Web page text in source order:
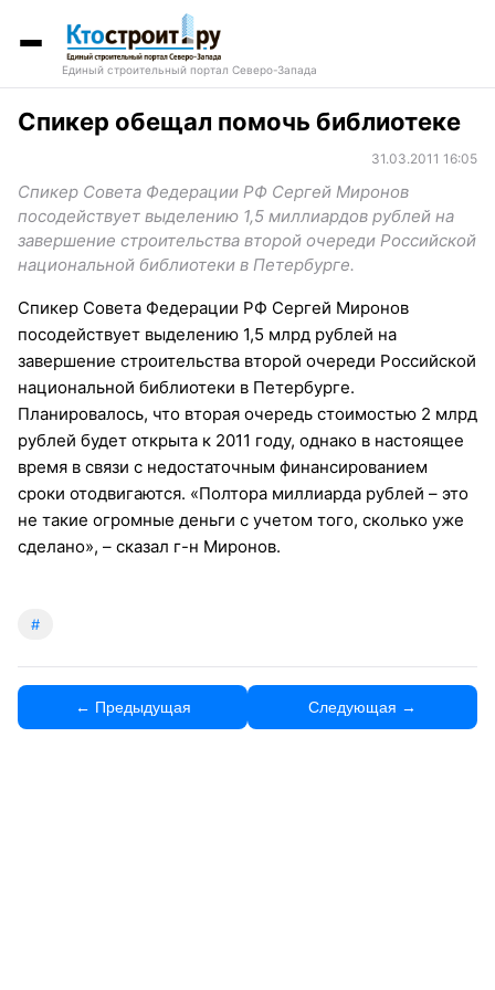
Единый строительный портал Северо-Запада
Спикер обещал помочь библиотеке
31.03.2011 16:05
Спикер Совета Федерации РФ Сергей Миронов
посодействует выделению 1,5 миллиардов рублей на
завершение строительства второй очереди Российской
национальной библиотеки в Петербурге.
Спикер Совета Федерации РФ Сергей Миронов
посодействует выделению 1,5 млрд рублей на
завершение строительства второй очереди Российской
национальной библиотеки в Петербурге.
Планировалось, что вторая очередь стоимостью 2 млрд
рублей будет открыта к 2011 году, однако в настоящее
время в связи с недостаточным финансированием
сроки отодвигаются. «Полтора миллиарда рублей – это
не такие огромные деньги с учетом того, сколько уже
сделано», – сказал г-н Миронов.
#
← Предыдущая Следующая →